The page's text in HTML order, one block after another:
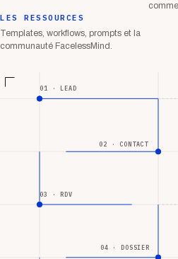
LES RESSOURCES
Templates, workflows, prompts et la
communauté FacelessMind.
01 · LEAD
02 · CONTACT
03 · RDV
04 · DOSSIER